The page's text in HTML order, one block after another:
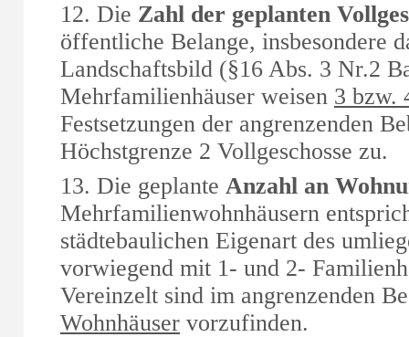
12. Die Zahl der geplanten
öffentliche Belange, insbesondere
Landschaftsbild (§16 Abs. 3 Nr.2
Mehrfamilienhäuser weisen 3 bzw.
Festsetzungen der angrenzenden
Höchstgrenze 2 Vollgeschosse zu.
13. Die geplante Anzahl an
Mehrfamilienwohnhäusern
städtebaulichen Eigenart des
vorwiegend mit 1- und 2-
Vereinzelt sind im angrenzenden
Wohnhäuser vorzufinden.